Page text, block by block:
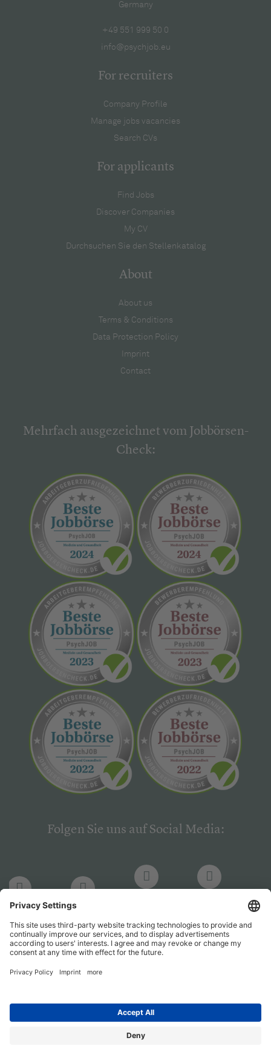
Germany
+49 551 999 50 0
info@psychjob.eu
For recruiters
Company Profile
Manage jobs vacancies
Search CVs
For applicants
Find Jobs
Discover Companies
My CV
Durchsuchen Sie den Stellenkatalog
About
About us
Terms & Conditions
Data Protection Policy
Imprint
Contact
Mehrfach ausgezeichnet vom Jobbörsen-
Check:
Folgen Sie uns auf Social Media:
LinkedIn
PsychJOB PsychJOB
Hogrefe
Verlag
Hogrefe
Verlag